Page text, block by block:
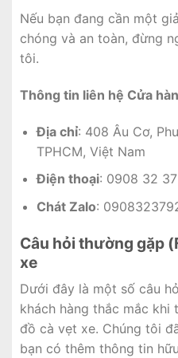
Nếu bạn đang cần một
chóng và an toàn, đừng
tôi.
Thông tin liên hệ Cửa
Địa chỉ: 408 Âu Cơ,
TPHCM, Việt Nam
Điện thoại: 0908 32
Chát Zalo:
Câu hỏi thường gặp
xe
Dưới đây là một số câu
khách hàng thắc mắc khi
đồ cà vẹt xe. Chúng tôi
bạn có thêm thông tin